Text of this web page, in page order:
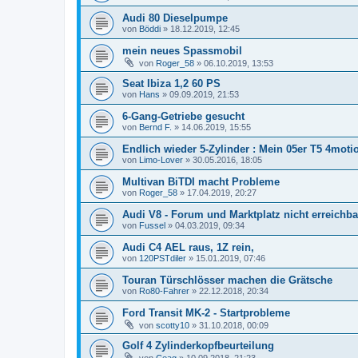
Audi 80 Dieselpumpe
von Böddi » 18.12.2019, 12:45
mein neues Spassmobil
von Roger_58 » 06.10.2019, 13:53
Seat Ibiza 1,2 60 PS
von Hans » 09.09.2019, 21:53
6-Gang-Getriebe gesucht
von Bernd F. » 14.06.2019, 15:55
Endlich wieder 5-Zylinder : Mein 05er T5
von Limo-Lover » 30.05.2016, 18:05
Multivan BiTDI macht Probleme
von Roger_58 » 17.04.2019, 20:27
Audi V8 - Forum und Marktplatz nicht
von Fussel » 04.03.2019, 09:34
Audi C4 AEL raus, 1Z rein,
von 120PSTdiler » 15.01.2019, 07:46
Touran Türschlösser machen die Grätsche
von Ro80-Fahrer » 22.12.2018, 20:34
Ford Transit MK-2 - Startprobleme
von scotty10 » 31.10.2018, 00:09
Golf 4 Zylinderkopfbeurteilung